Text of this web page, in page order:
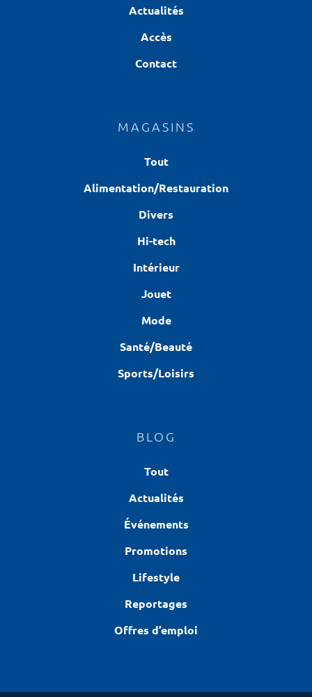
Actualités
Accès
Contact
MAGASINS
Tout
Alimentation/Restauration
Divers
Hi-tech
Intérieur
Jouet
Mode
Santé/Beauté
Sports/Loisirs
BLOG
Tout
Actualités
Événements
Promotions
Lifestyle
Reportages
Offres d’emploi